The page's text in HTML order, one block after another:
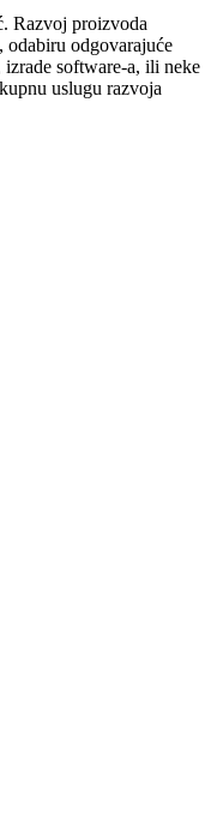
Razvoj proizvoda
odabiru odgovarajuće
software-a, ili neke
uslugu razvoja